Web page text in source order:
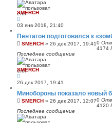
SMERCH
03 янв 2018, 21:40
Пентагон подготовился к
SMERCH » 26 дек 2017, 19:410
4174
Последнее сообщение
SMERCH
26 дек 2017, 19:41
Минобороны показало новый
SMERCH » 26 дек 2017, 12:070
4120
Последнее сообщение